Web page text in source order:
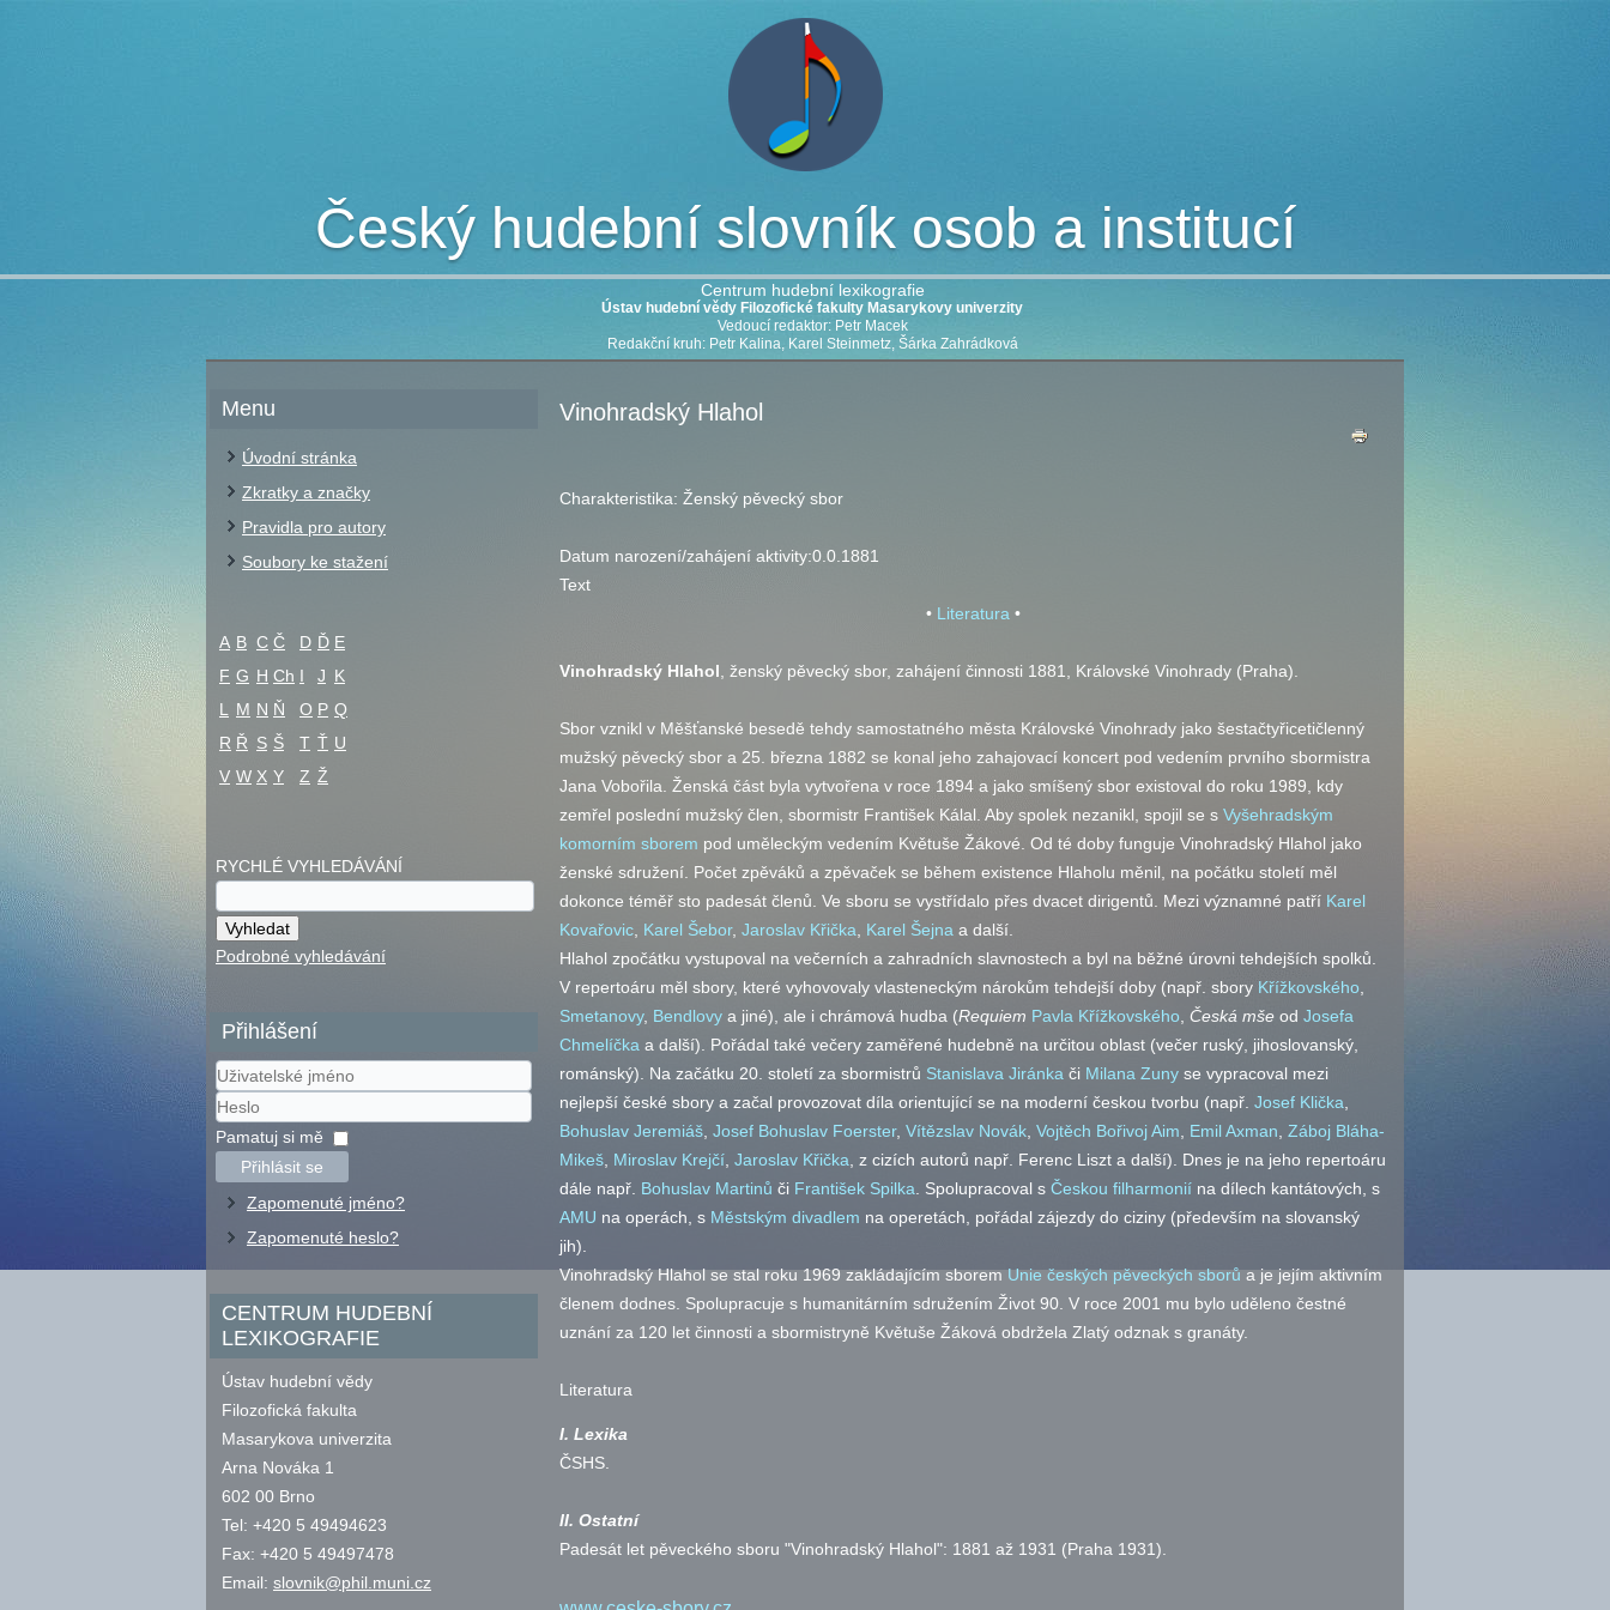
Český hudební slovník osob a institucí
Centrum hudební lexikografie
Ústav hudební vědy Filozofické fakulty Masarykovy univerzity
Vedoucí redaktor: Petr Macek
Redakční kruh: Petr Kalina, Karel Steinmetz, Šárka Zahrádková
Menu
Úvodní stránka
Zkratky a značky
Pravidla pro autory
Soubory ke stažení
A B C Č D Ď E
F G H Ch I J K
L
M N Ň O P Q
R Ř S Š T Ť U
V W X Y Z Ž
RYCHLÉ VYHLEDÁVÁNÍ
Podrobné vyhledávání
Přihlášení
Uživatelské
jméno
Heslo
Pamatuj si mě
Přihlásit se
Zapomenuté jméno?
Zapomenuté heslo?
CENTRUM HUDEBNÍ
LEXIKOGRAFIE
Ústav hudební vědy
Filozofická fakulta
Masarykova univerzita
Arna Nováka 1
602 00 Brno
Tel: +420 5 49494623
Fax: +420 5 49497478
Email: slovnik@phil.muni.cz
Vinohradský Hlahol
Charakteristika: Ženský pěvecký sbor
Datum narození/zahájení aktivity:0.0.1881
Text
• Literatura •
Vinohradský Hlahol , ženský pěvecký sbor, zahájení činnosti 1881, Královské Vinohrady (Praha).
Sbor vznikl v Měšťanské besedě tehdy samostatného města Královské Vinohrady jako šestačtyřicetičlenný
mužský pěvecký sbor a 25. března 1882 se konal jeho zahajovací koncert pod vedením prvního sbormistra
Jana Vobořila. Ženská část byla vytvořena v roce 1894 a jako smíšený sbor existoval do roku 1989, kdy
zemřel poslední mužský člen, sbormistr František Kálal. Aby spolek nezanikl, spojil se s Vyšehradským
komorním sborem pod uměleckým vedením Květuše Žákové. Od té doby funguje Vinohradský Hlahol jako
ženské sdružení. Počet zpěváků a zpěvaček se během existence Hlaholu měnil, na počátku století měl
dokonce téměř sto padesát členů. Ve sboru se vystřídalo přes dvacet dirigentů. Mezi významné patří Karel
Kovařovic Karel Šebor, Jaroslav Křička Karel Šejna a další.
Hlahol zpočátku vystupoval na večerních a zahradních slavnostech a byl na běžné úrovni tehdejších spolků.
V repertoáru měl sbory, které vyhovovaly vlasteneckým nárokům tehdejší doby (např. sbory Křížkovského
Smetanovy, Bendlovy a jiné), ale i chrámová hudba (Requiem Pavla Křížkovského Česká mše od Josefa
Chmelíčka a další). Pořádal také večery zaměřené hudebně na určitou oblast (večer ruský, jihoslovanský,
románský). Na začátku 20. století za sbormistrů Stanislava Jiránka či Milana Zuny se vypracoval mezi
nejlepší české sbory a začal provozovat díla orientující se na moderní českou tvorbu (např. Josef Klička
Bohuslav Jeremiáš Josef Bohuslav Foerster, Vítězslav Novák Vojtěch Bořivoj Aim Emil Axman Záboj Bláha-
Mikeš Miroslav Krejčí Jaroslav Křička , z cizích autorů např. Ferenc Liszt a další). Dnes je na jeho repertoáru
dále např. Bohuslav Martinů či František Spilka . Spolupracoval s Českou filharmonií na dílech kantátových, s
AMU na operách, s Městským divadlem na operetách, pořádal zájezdy do ciziny (především na slovanský
jih).
Vinohradský Hlahol se stal roku 1969 zakládajícím sboremUnie českých pěveckých sborůa je jejím aktivním
členem dodnes. Spolupracuje s humanitárním sdružením Život 90. V roce 2001 mu bylo uděleno čestné
uznání za 120 let činnosti a sbormistryně Květuše Žáková obdržela Zlatý odznak s granáty.
Literatura
I. Lexika
ČSHS
II. Ostatní
Padesát let pěveckého sboru "Vinohradský Hlahol": 1881 až 1931 (Praha 1931).